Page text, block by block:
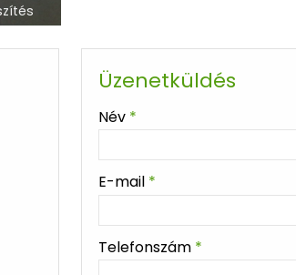
Üzenetküldés
Név *
E-mail *
Telefonszám *